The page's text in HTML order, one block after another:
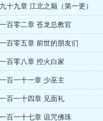
十九章 江北之巅（第一更）
百零二章 苍龙总教官
百零五章 前世的朋友们
百零八章 控火白家
百一十一章 少巫主
百一十四章 见面礼
百一十七章 诅咒佛珠